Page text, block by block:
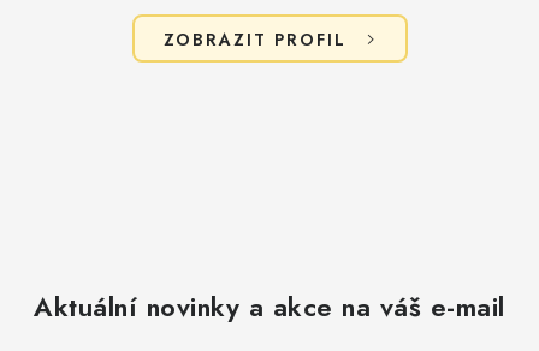
ZOBRAZIT PROFIL
Aktuální novinky a akce na váš e-mail